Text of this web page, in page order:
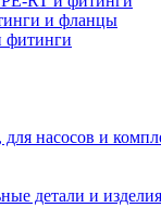
и фланцы
насосов и
детали и изделия